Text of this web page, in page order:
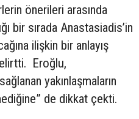
önerileri arasında
bir sırada Anastasiadis’in
ilişkin bir anlayış
Eroğlu,
yakınlaşmaların
de dikkat çekti.